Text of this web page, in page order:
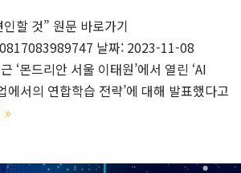
할 것” 원문 바로가기
날짜: 2023-11-08
‘몬드리안 서울 이태원’에서 열린 ‘AI
서의 연합학습 전략’에 대해 발표했다고
»